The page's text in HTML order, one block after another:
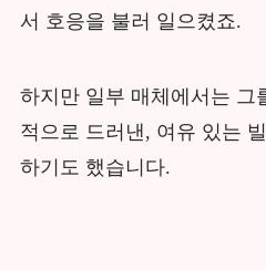
서 호응을 불러 일으켰죠.
하지만 일부 매체에서는 그
적으로 드러낸, 여유 있는
하기도 했습니다.